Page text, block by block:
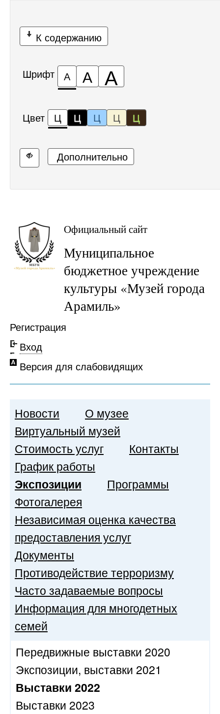
К содержанию
Шрифт А А А
Цвет Ц Ц Ц Ц Ц
Дополнительно
Официальный сайт
Муниципальное
бюджетное учреждение
культуры «Музей города
Арамиль»
Регистрация
Вход
Версия для слабовидящих
Новости
О музее
Виртуальный музей
Стоимость услуг
Контакты
График работы
Экспозиции
Программы
Фотогалерея
Независимая оценка качества
предоставления услуг
Документы
Противодействие терроризму
Часто задаваемые вопросы
Информация для многодетных
семей
Передвижные выставки 2020
Экспозиции, выставки 2021
Выставки 2022
Выставки 2023